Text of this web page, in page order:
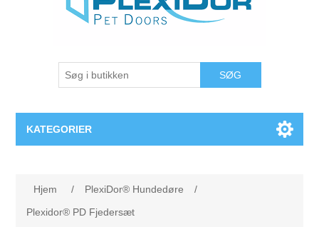
SØG
KATEGORIER
Hjem / PlexiDor® Hundedøre
/
Plexidor® PD Fjedersæt